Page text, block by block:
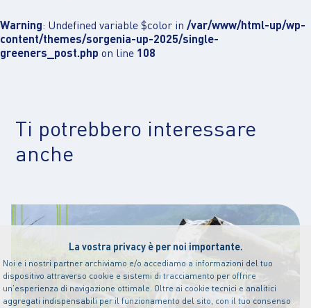
La vostra privacy è per noi importante.
Noi e i nostri partner archiviamo e/o accediamo a informazioni del tuo
dispositivo attraverso cookie e sistemi di tracciamento per offrire
un’esperienza di navigazione ottimale. Oltre ai cookie tecnici e analitici
aggregati indispensabili per il funzionamento del sito, con il tuo consenso
Warning: Undefined variable $color in /var/www/html-up/wp-
content/themes/sorgenia-up-2025/single-
greeners_post.php on line 108
Ti potrebbero interessare
anche